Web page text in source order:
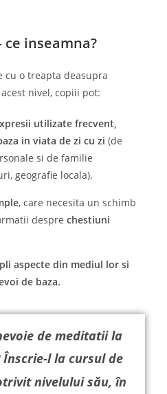
ce inseamna?
cu o treapta deasupra
nivel, copiii pot:
utilizate frecvent,
in viata de zi cu zi (de
si de familie
geografie locala),
, care necesita un schimb
desprechestiuni
aspecte din mediul lor si
de baza.
de meditatii la
Înscrie-l la cursul de
nivelului său, în